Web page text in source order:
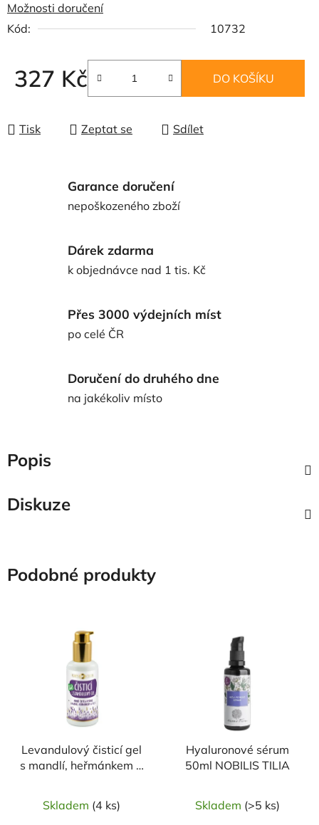
Možnosti doručení
Kód:
10732
327 Kč DO KOŠÍKU
Tisk Zeptat se Sdílet
Garance doručení
nepoškozeného zboží
Dárek zdarma
k objednávce nad 1 tis. Kč
Přes 3000 výdejních míst
po celé ČR
Doručení do druhého dne
na jakékoliv místo
Popis
Diskuze
Podobné produkty
Levandulový čisticí gel
s mandlí, heřmánkem a
Skladem (4 ks)
Hyaluronové sérum
50ml NOBILIS TILIA
Skladem (>5 ks)